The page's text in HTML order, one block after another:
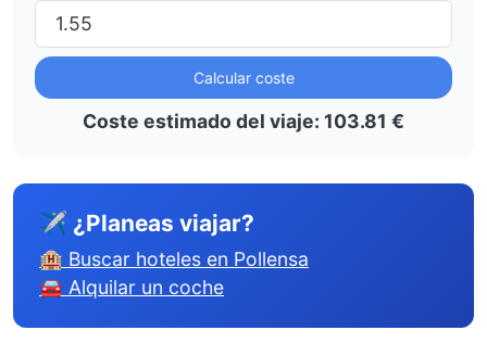
Calcular coste
Coste estimado del viaje: 103.81 €
✈ ¿Planeas viajar?
🏨 Buscar hoteles en Pollensa
🚘 Alquilar un coche